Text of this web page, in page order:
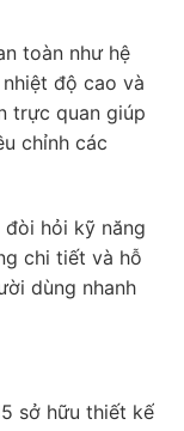
toàn như hệ
độ cao và
trực quan giúp
chỉnh các
đòi hỏi kỹ năng
chi tiết và hỗ
dùng nhanh
sở hữu thiết kế